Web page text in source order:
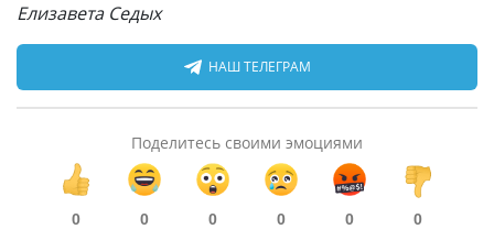
Елизавета Седых
НАШ ТЕЛЕГРАМ
Поделитесь своими эмоциями
0 0 0 0 0 0